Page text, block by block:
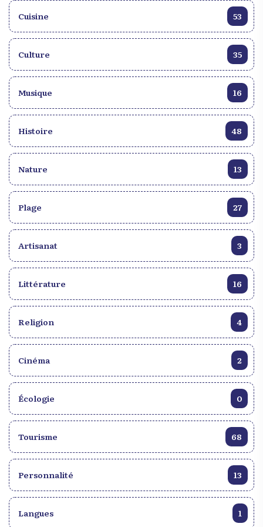
droit et des sciences économiques, Me Eugène
ensemble de conférences et de débats (15 au total),
mercredi de la Chaire Monferrier Dorval. C’est en
ce sens que pour la cinquième édition du mercredi
de la chaire (qui a eu lieu ce mercredi 9 octobre
2024 à L’OPC, en présence du protecteur du
mise sur l’éducation au sein du débat entourant la
possible élaboration d’une nouvelle constitution
sous le thème de: "L’Éducation, Enseignement,
Recherche, Science et Technologies". La
conférence a été animée par trois grands du milieu
intellectuel haïtien, dont deux éminents professeurs
de l’UEH, en l’occurrence, Professeur Odonel
Pierre Louis, directeur académique de L’école
normale supérieure (ENS); le vice recteur de
interventions a été suivi de celle du directeur de
l’institut national de la formation professionnelle
Cuisine 53
Culture 35
Musique 16
Histoire 48
Nature 13
Plage 27
Artisanat 3
Littérature 16
Religion 4
Cinéma 2
Écologie 0
Tourisme 68
Personnalité 13
Langues 1